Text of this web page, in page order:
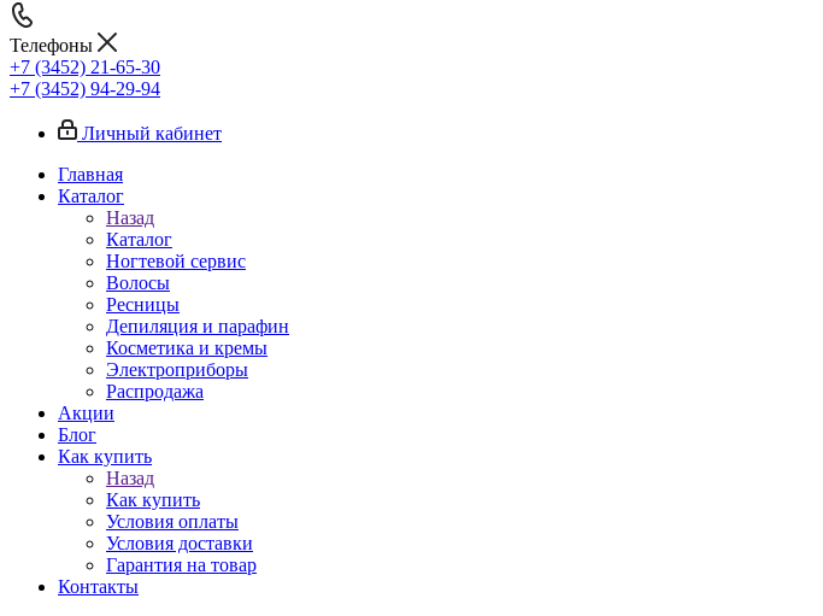
Телефоны
+7 (3452) 21-65-30
+7 (3452) 94-29-94
Личный кабинет
Главная
Каталог
Назад
Каталог
Ногтевой сервис
Волосы
Ресницы
Депиляция и парафин
Косметика и кремы
Электроприборы
Распродажа
Акции
Блог
Как купить
Назад
Как купить
Условия оплаты
Условия доставки
Гарантия на товар
Контакты